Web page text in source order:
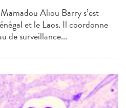
Aliou Barry s’est
et le Laos. Il coordonne
de surveillance...